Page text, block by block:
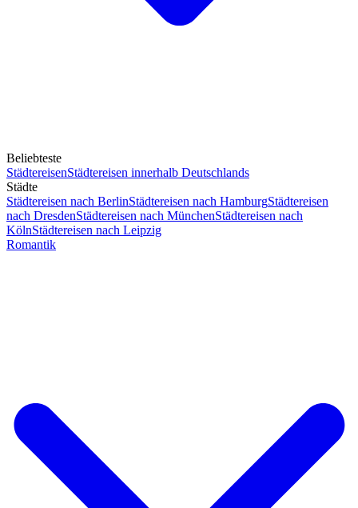
Beliebteste
StädtereisenStädtereisen innerhalb Deutschlands
Städte
Städtereisen nach BerlinStädtereisen nach HamburgStädtereisen
nach DresdenStädtereisen nach MünchenStädtereisen nach
KölnStädtereisen nach Leipzig
Romantik